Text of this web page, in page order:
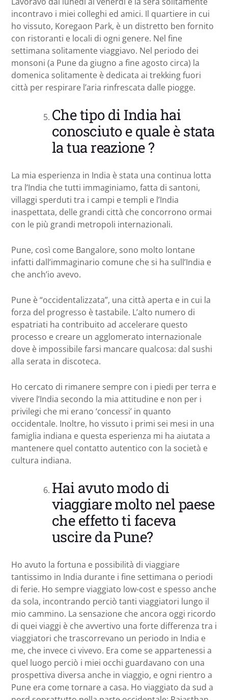
incontravo i miei colleghi ed amici. Il quartiere in cui
ho vissuto, Koregaon Park, è un distretto ben fornito
con ristoranti e locali di ogni genere. Nel fine
settimana solitamente viaggiavo. Nel periodo dei
monsoni (a Pune da giugno a fine agosto circa) la
domenica solitamente è dedicata ai trekking fuori
città per respirare l’aria rinfrescata dalle piogge.
Che tipo di India hai
conosciuto e quale è stata
la tua reazione ?
La mia esperienza in India è stata una continua lotta
tra l’India che tutti immaginiamo, fatta di santoni,
villaggi sperduti tra i campi e templi e l’India
inaspettata, delle grandi città che concorrono ormai
con le più grandi metropoli internazionali.
Pune, così come Bangalore, sono molto lontane
infatti dall’immaginario comune che si ha sull’India e
che anch’io avevo.
Pune è “occidentalizzata”, una città aperta e in cui la
forza del progresso è tastabile. L’alto numero di
espatriati ha contribuito ad accelerare questo
processo e creare un agglomerato internazionale
dove è impossibile farsi mancare qualcosa: dal sushi
alla serata in discoteca.
Ho cercato di rimanere sempre con i piedi per terra e
vivere l’India secondo la mia attitudine e non per i
privilegi che mi erano ‘concessi’ in quanto
occidentale. Inoltre, ho vissuto i primi sei mesi in una
famiglia indiana e questa esperienza mi ha aiutata a
mantenere quel contatto autentico con la società e
cultura indiana.
Hai avuto modo di
viaggiare molto nel paese
che effetto ti faceva
uscire da Pune?
Ho avuto la fortuna e possibilità di viaggiare
tantissimo in India durante i fine settimana o periodi
di ferie. Ho sempre viaggiato low-cost e spesso anche
da sola, incontrando perciò tanti viaggiatori lungo il
mio cammino. La sensazione che ancora oggi ricordo
di quei viaggi è che avvertivo una forte differenza tra i
viaggiatori che trascorrevano un periodo in India e
me, che invece ci vivevo. Era come se appartenessi a
quel luogo perciò i miei occhi guardavano con una
prospettiva diversa anche in viaggio, e ogni rientro a
Pune era come tornare a casa. Ho viaggiato da sud a